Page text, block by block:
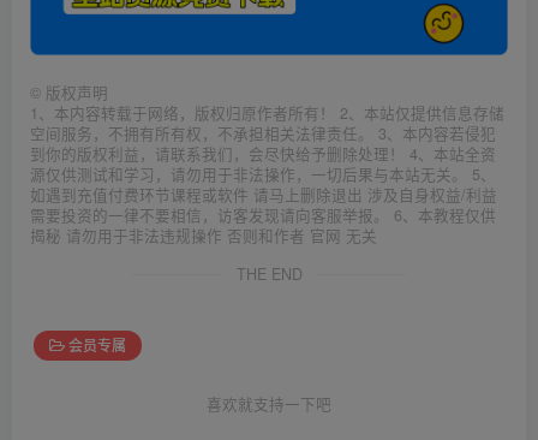
© 版权声明
1、本内容转载于网络，版权归原作者所有！ 2、本站仅提供信息存储
空间服务，不拥有所有权，不承担相关法律责任。 3、本内容若侵犯
到你的版权利益，请联系我们，会尽快给予删除处理！ 4、本站全资
源仅供测试和学习，请勿用于非法操作，一切后果与本站无关。 5、
如遇到充值付费环节课程或软件 请马上删除退出 涉及自身权益/利益
需要投资的一律不要相信，访客发现请向客服举报。 6、本教程仅供
揭秘 请勿用于非法违规操作 否则和作者 官网 无关
THE END
会员专属
喜欢就支持一下吧